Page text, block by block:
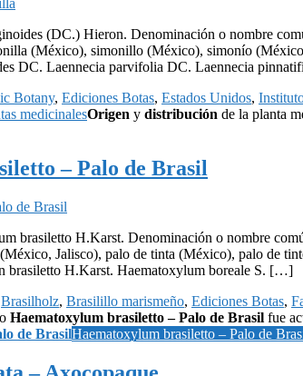
(DC.) Hieron. Denominación o nombre
(México), simonillo (México), simonío
DC. Laennecia parvifolia DC. Laennecia
Botany, Ediciones Botas, Estados Unidos,
medicinalesOrigen y distribución de la planta
– Palo de Brasil
brasiletto H.Karst. Denominación o nombre
Jalisco), palo de tinta (México), palo de
brasiletto H.Karst. Haematoxylum boreale S. […]
Brasilholz, Brasilillo marismeño, Ediciones Botas,
Haematoxylum brasiletto – Palo de Brasil fue
de BrasilHaematoxylum brasiletto – Palo de